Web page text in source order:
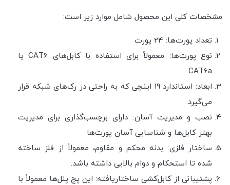
مشخصات کلی این محصول شامل موارد زیر است:
تعداد پورت‌ها: 24 پورت
نوع پورت‌ها: معمولاً برای استفاده با کابل‌های CAT6 یا
CAT6a
ابعاد: استاندارد 19 اینچی که به راحتی در رک‌های شبکه قرار
می‌گیرد.
نصب و مدیریت آسان: دارای برچسب‌گذاری برای مدیریت
بهتر کابل‌ها و شناسایی آسان پورت‌ها
ساختار فلزی: بدنه محکم و مقاوم، معمولاً از فلز ساخته
شده تا استحکام و دوام بالایی داشته باشد.
پشتیبانی از کابل‌کشی ساختاریافته: این پچ پنل‌ها معمولاً با